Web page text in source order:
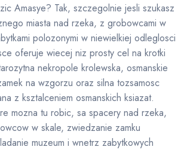
Amasye? Tak, szczegolnie jesli szukasz
miasta nad rzeka, z grobowcami w
polozonymi w niewielkiej odleglosci
oferuje wiecej niz prosty cel na krotki
nekropole krolewska, osmanskie
na wzgorzu oraz silna tozsamosc
z ksztalceniem osmanskich ksiazat.
mozna tu robic, sa spacery nad rzeka,
w skale, zwiedzanie zamku
muzeum i wnetrz zabytkowych